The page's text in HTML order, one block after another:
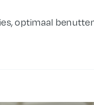
optimaal